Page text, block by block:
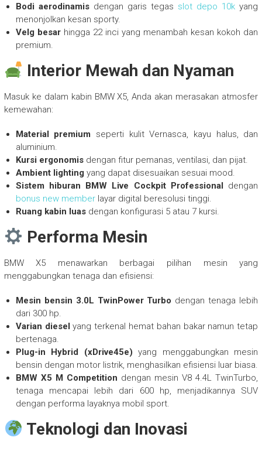
Bodi aerodinamisdengan garis tegas slot depo 10k yang
menonjolkan kesan sporty.
Velg besarhingga 22 inci yang menambah kesan kokoh dan
premium.
Interior Mewah dan Nyaman
Masuk ke dalam kabin BMW X5, Anda akan merasakan atmosfer
kemewahan:
Material premium seperti kulit Vernasca, kayu halus, dan
aluminium.
Kursi ergonomisdengan fitur pemanas, ventilasi, dan pijat.
Ambient lighting yang dapat disesuaikan sesuai mood.
Sistem hiburan BMW Live Cockpit Professional
dengan
bonus new memberlayar digital beresolusi tinggi.
Ruang kabin luasdengan konfigurasi 5 atau 7 kursi.
Performa Mesin
BMW X5 menawarkan berbagai pilihan mesin yang
menggabungkan tenaga dan efisiensi:
Mesin bensin 3.0L TwinPower Turbo dengan tenaga lebih
dari 300 hp.
Varian diesel yang terkenal hemat bahan bakar namun tetap
bertenaga.
Plug-in Hybrid (xDrive45e) yang menggabungkan mesin
bensin dengan motor listrik, menghasilkan efisiensi luar biasa.
BMW X5 M Competition dengan mesin V8 4.4L TwinTurbo,
tenaga mencapai lebih dari 600 hp, menjadikannya SUV
dengan performa layaknya mobil sport.
Teknologi dan Inovasi